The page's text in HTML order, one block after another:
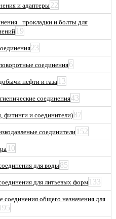
и адаптеры22
прокладки и болты для
19
23
соединения6
нефти и газа 13
соединения43
фитинги и соединители)87
соединители152
10
для воды85
для литьевых форм133
соединения общего назначения для